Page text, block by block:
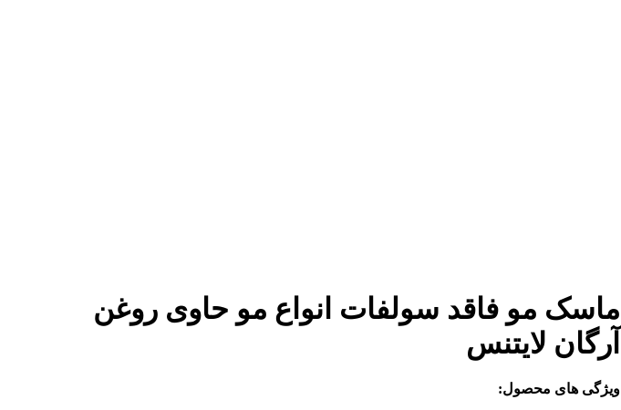
ماسک مو فاقد سولفات انواع مو حاوی روغن
آرگان لایتنس
ویژگی های محصول: